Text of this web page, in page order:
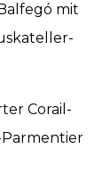
mit
Corail-